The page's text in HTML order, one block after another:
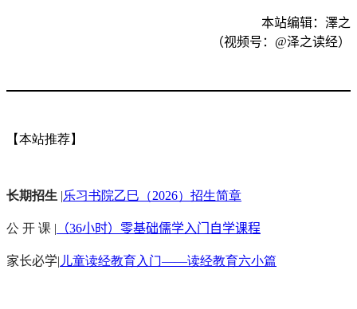
本站编辑：澤之
（视频号： @泽之读经）
【本站推荐】
长期招生 |乐习书院乙巳（2026）招生简章
公 开 课 | （36小时）零基础儒学入门自学课程
家长必学| 儿童读经教育入门——读经教育六小篇